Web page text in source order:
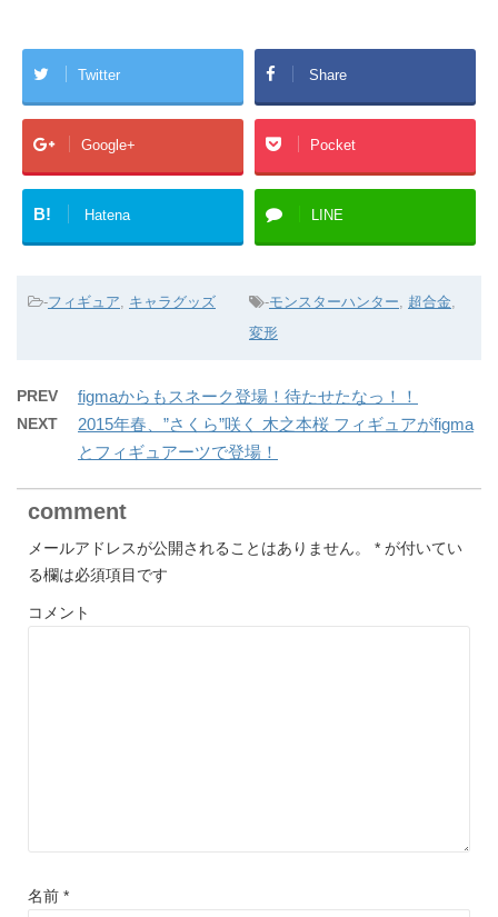
Twitter Share
Google+ Pocket
B! Hatena LINE
-フィギュア キャラグッズ -モンスターハンター 超合金
変形
PREV figmaからもスネーク登場！待たせたなっ！！
NEXT
2015年春、”さくら”咲く 木之本桜 フィギュアがfigma
とフィギュアーツで登場！
comment
メールアドレスが公開されることはありません。 * が付いてい
る欄は必須項目です
コメント
名前 *